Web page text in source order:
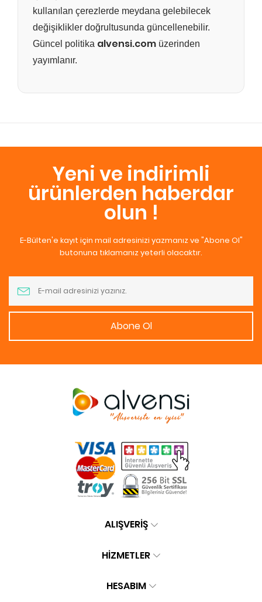
kullanılan çerezlerde meydana gelebilecek
değişiklikler doğrultusunda güncellenebilir.
Güncel politika alvensi.com üzerinden
yayımlanır.
Yeni ve indirimli
ürünlerden haberdar
olun !
E-Bülten'e kayıt için mail adresinizi yazmanız ve "Abone Ol"
butonuna tıklamanız yeterli olacaktır.
Abone Ol
ALIŞVERİŞ
HİZMETLER
HESABIM